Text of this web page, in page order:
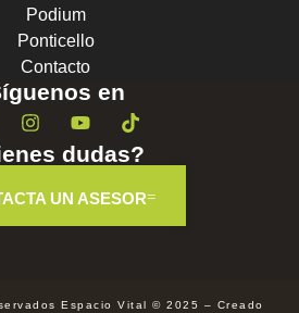
Podium
Ponticello
Contacto
en
dudas?
UN ASESOR
Espacio Vital © 2025 – Creado